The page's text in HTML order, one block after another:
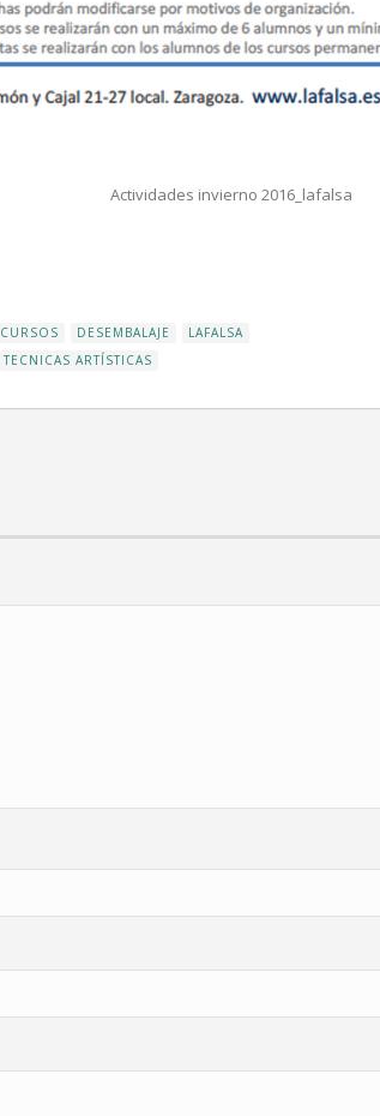
Actividades invierno 2016_lafalsa
CURSOS DESEMBALAJE
LAFALSA
TECNICAS ARTÍSTICAS